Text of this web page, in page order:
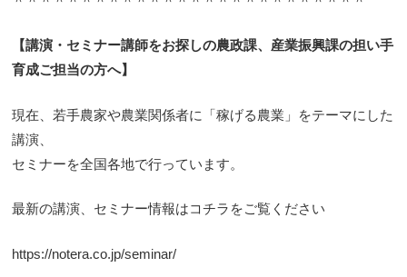
【講演・セミナー講師をお探しの農政課、産業振興課の担い手
育成ご担当の方へ】
現在、若手農家や農業関係者に「稼げる農業」をテーマにした
講演、
セミナーを全国各地で行っています。
最新の講演、セミナー情報はコチラをご覧ください
https://notera.co.jp/seminar/